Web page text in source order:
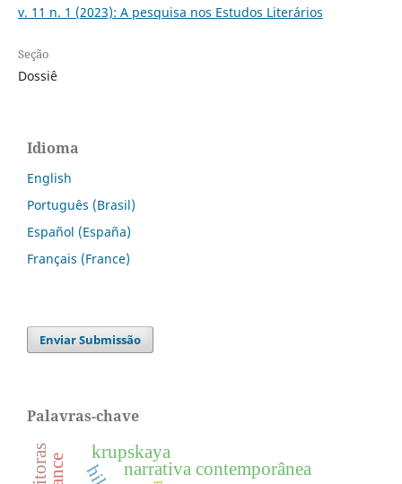
v. 11 n. 1 (2023): A pesquisa nos Estudos Literários
Seção
Dossiê
Idioma
English
Português (Brasil)
Español (España)
Français (France)
Enviar Submissão
Palavras-chave
narrativa contemporânea
krupskaya